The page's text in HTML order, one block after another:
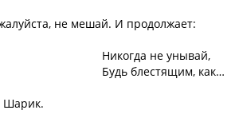
не мешай. И продолжает:
Никогда не унывай,
Будь блестящим, как…
Шарик.